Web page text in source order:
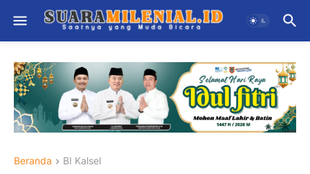
Beranda BI Kalsel